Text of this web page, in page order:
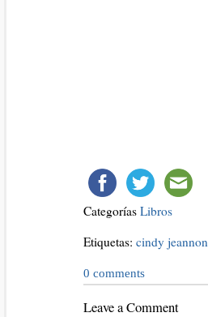
Categorías Libros
Etiquetas: cindy jeannon
0 comments
Leave a Comment